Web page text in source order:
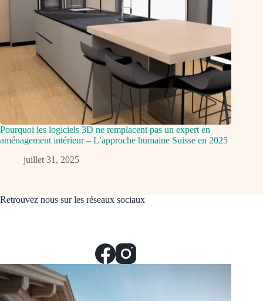
Pourquoi les logiciels 3D ne remplacent pas un expert en
aménagement intérieur – L’approche humaine Suisse en 2025
juillet 31, 2025
Retrouvez nous sur les réseaux sociaux